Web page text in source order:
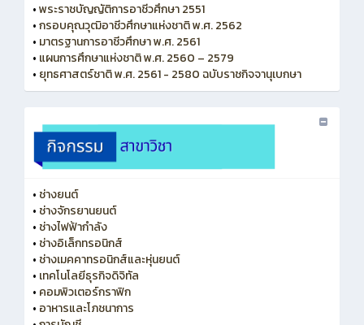
•พระราชบัญญัติการอาชีวศึกษา 2551
•กรอบคุณวุฒิอาชีวศึกษาแห่งชาติ พ.ศ. 2562
• มาตรฐานการอาชีวศึกษา พ.ศ. 2561
• แผนการศึกษาแห่งชาติ พ.ศ. 2560 – 2579
• ยุทธศาสตร์ชาติ พ.ศ. 2561 - 2580 ฉบับราชกิจจานุเบกษา
• ช่างยนต์
• ช่างจักรยานยนต์
• ช่างไฟฟ้ากำลัง
• ช่างอิเล็กทรอนิกส์
• ช่างเมคคาทรอนิกส์และหุ่นยนต์
• เทคโนโลยีธุรกิจดิจิทัล
• คอมพิวเตอร์กราฟิก
• อาหารและโภชนาการ